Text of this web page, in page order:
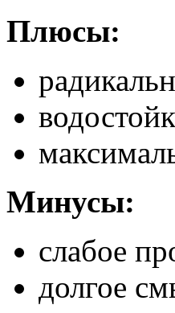
Плюсы:
Минусы:
слабое
долгое